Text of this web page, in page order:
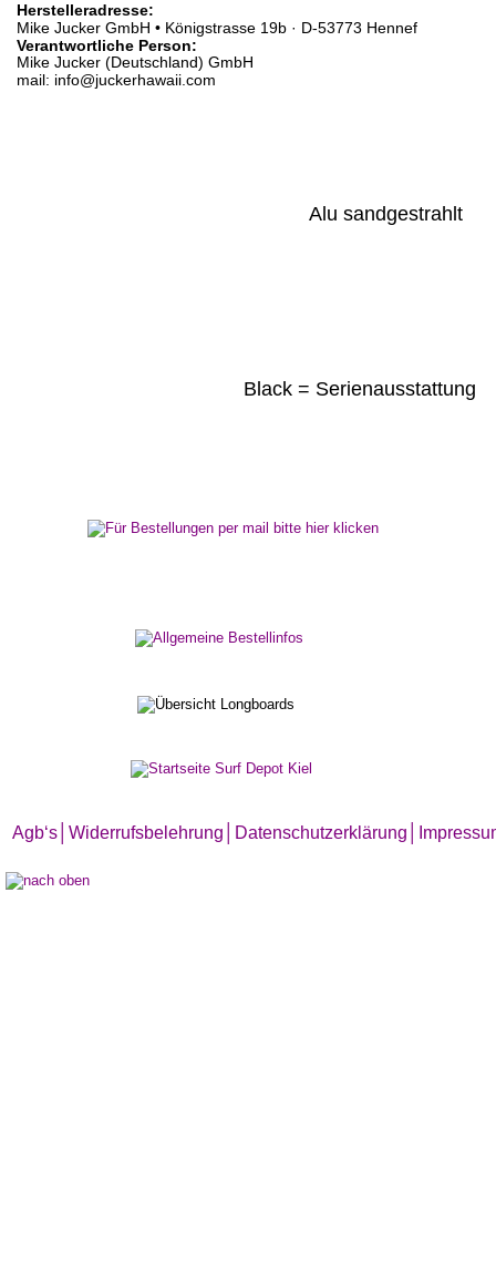
Agb‘s Widerrufsbelehrung│ Datenschutzerklärung│
Black = Serienausstattung
Alu sandgestrahlt
Herstelleradresse:
Mike Jucker GmbH • Königstrasse 19b · D-53773 Hennef
Verantwortliche Person:
Mike Jucker (Deutschland) GmbH
mail: info@juckerhawaii.com